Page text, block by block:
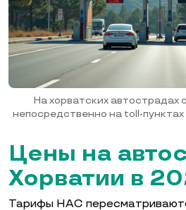
На хорватских автострадах
непосредственно на toll-
Цены на
Хорватии в
Тарифы HAC